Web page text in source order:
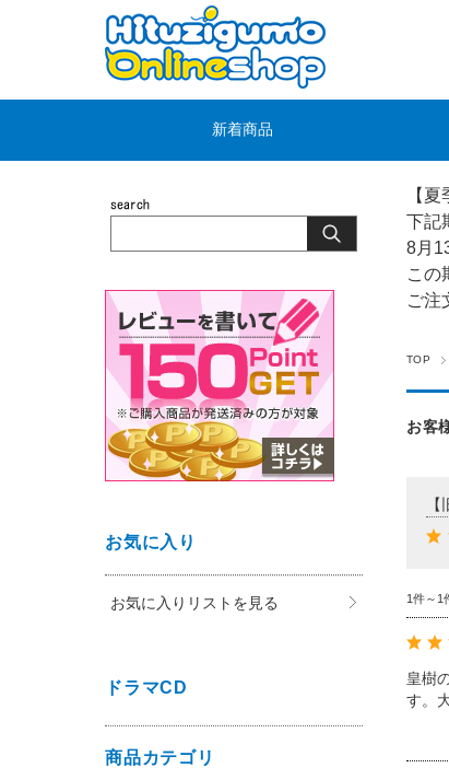
新着商品
【
下記
8月
この
ご注
TOP
お客
1件～1
皇樹
す。
お気に入り
お気に入りリストを見る
ドラマCD
商品カテゴリ